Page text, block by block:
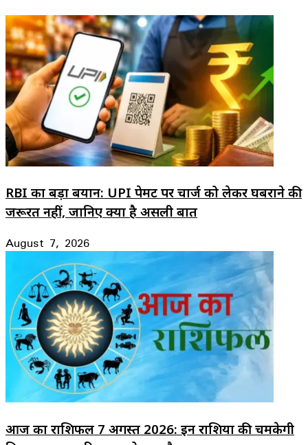
RBI का बड़ा बयान: UPI पेमेंट पर चार्ज को लेकर घबराने की
जरूरत नहीं, जानिए क्या है असली बात
August 7, 2026
आज का राशिफल 7 अगस्त 2026: इन राशियों की चमकेगी